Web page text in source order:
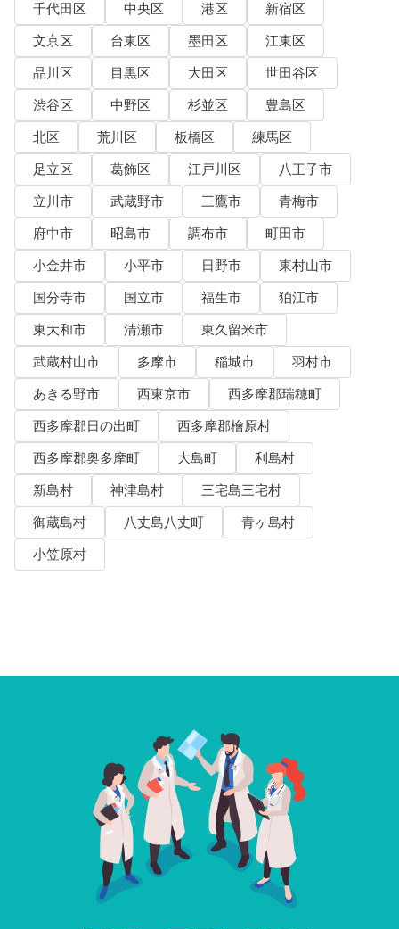
千代田区 中央区 港区
新宿区
文京区
台東区 墨田区
江東区
品川区
目黒区 大田区
世田谷区
渋谷区
中野区 杉並区
豊島区
北区
荒川区 板橋区
練馬区
足立区
葛飾区 江戸川区
八王子市
立川市
武蔵野市 三鷹市
青梅市
府中市
昭島市 調布市
町田市
小金井市
小平市 日野市
東村山市
国分寺市
国立市 福生市
狛江市
東大和市
清瀬市
東久留米市
武蔵村山市
多摩市 稲城市
羽村市
あきる野市
西東京市
西多摩郡瑞穂町
西多摩郡日の出町
西多摩郡檜原村
西多摩郡奥多摩町
大島町
利島村
新島村
神津島村
三宅島三宅村
御蔵島村
八丈島八丈町
青ヶ島村
小笠原村